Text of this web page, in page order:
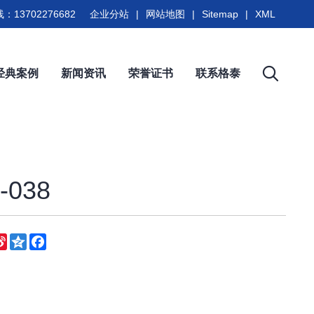
典案例 新闻资讯 荣誉证书 联系格泰
13702276682 企业分站 | 网站地图 | Sitemap | XML
038
Sina
Weibo
QzoneFacebook